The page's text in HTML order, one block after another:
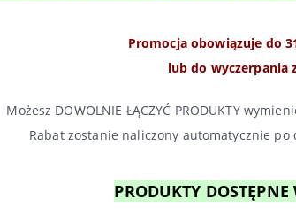
Promocja obowiązuje do
lub do wyczerpania
Możesz DOWOLNIE ŁĄCZYĆ PRODUKTY
Rabat zostanie naliczony automatycznie
PRODUKTY DOSTĘPNE